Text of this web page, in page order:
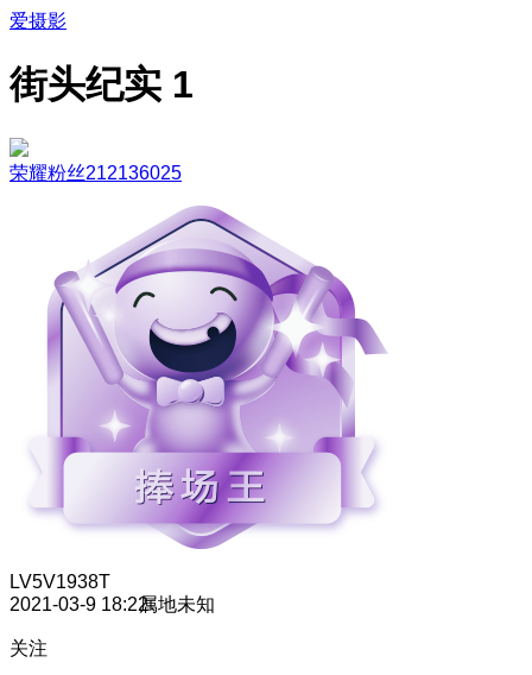
爱摄影
街头纪实 1
荣耀粉丝212136025
LV5V1938T
2021-03-9 18:22属地未知
关注